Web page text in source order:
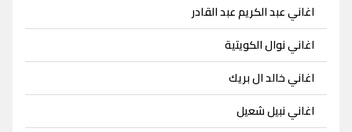
اغاني عبد الكريم عبد القادر
اغاني نوال الكويتية
اغاني خالد ال بريك
اغاني نبيل شعيل